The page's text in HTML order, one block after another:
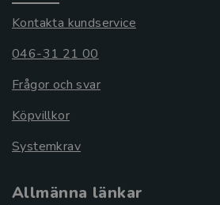
Kontakta kundservice
046-31 21 00
Frågor och svar
Köpvillkor
Systemkrav
Allmänna länkar